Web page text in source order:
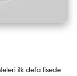
ilk defa lisede